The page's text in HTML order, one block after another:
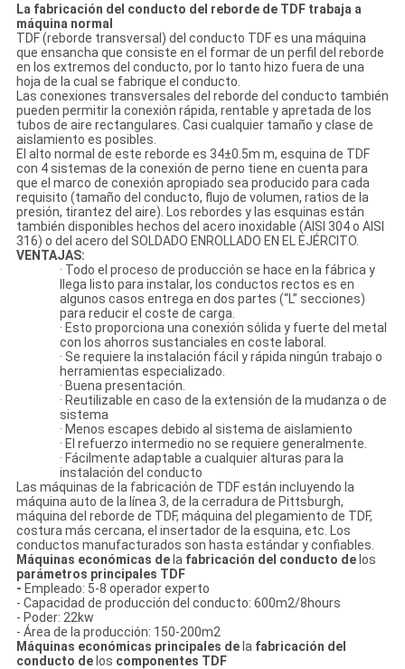
La fabricación del conducto del reborde de TDF trabaja a
máquina normal
TDF (reborde transversal) del conducto TDF es una máquina
que ensancha que consiste en el formar de un perfil del reborde
en los extremos del conducto, por lo tanto hizo fuera de una
hoja de la cual se fabrique el conducto.
Las conexiones transversales del reborde del conducto también
pueden permitir la conexión rápida, rentable y apretada de los
tubos de aire rectangulares. Casi cualquier tamaño y clase de
aislamiento es posibles.
El alto normal de este reborde es 34±0.5m m, esquina de TDF
con 4 sistemas de la conexión de perno tiene en cuenta para
que el marco de conexión apropiado sea producido para cada
requisito (tamaño del conducto, flujo de volumen, ratios de la
presión, tirantez del aire). Los rebordes y las esquinas están
también disponibles hechos del acero inoxidable (AISI 304 o AISI
316) o del acero del SOLDADO ENROLLADO EN EL EJÉRCITO.
VENTAJAS:
· Todo el proceso de producción se hace en la fábrica y
llega listo para instalar, los conductos rectos es en
algunos casos entrega en dos partes (“L” secciones)
para reducir el coste de carga.
· Esto proporciona una conexión sólida y fuerte del metal
con los ahorros sustanciales en coste laboral.
· Se requiere la instalación fácil y rápida ningún trabajo o
herramientas especializado.
· Buena presentación.
· Reutilizable en caso de la extensión de la mudanza o de
sistema
· Menos escapes debido al sistema de aislamiento
· El refuerzo intermedio no se requiere generalmente.
· Fácilmente adaptable a cualquier alturas para la
instalación del conducto
Las máquinas de la fabricación de TDF están incluyendo la
máquina auto de la línea 3, de la cerradura de Pittsburgh,
máquina del reborde de TDF, máquina del plegamiento de TDF,
costura más cercana, el insertador de la esquina, etc. Los
conductos manufacturados son hasta estándar y confiables.
Máquinas económicas dela fabricación del conducto delos
parámetros principales TDF
- Empleado: 5-8 operador experto
- Capacidad de producción del conducto: 600m2/8hours
- Poder: 22kw
- Área de la producción: 150-200m2
Máquinas económicas principales dela fabricación del
conducto delos componentes TDF